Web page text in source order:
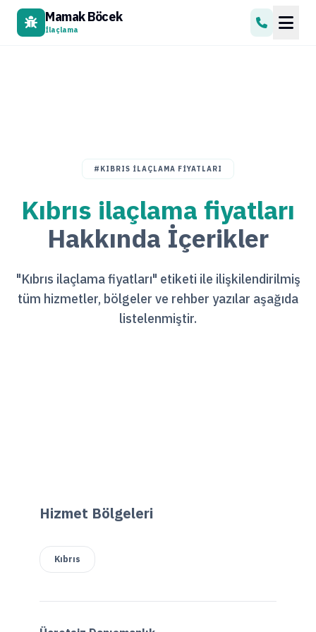
Mamak Böcek
İlaçlama
#KIBRIS ILAÇLAMA FIYATLARI
Kıbrıs ilaçlama fiyatları
Hakkında İçerikler
"Kıbrıs ilaçlama fiyatları" etiketi ile ilişkilendirilmiş
tüm hizmetler, bölgeler ve rehber yazılar aşağıda
listelenmiştir.
Hizmet Bölgeleri
Kıbrıs